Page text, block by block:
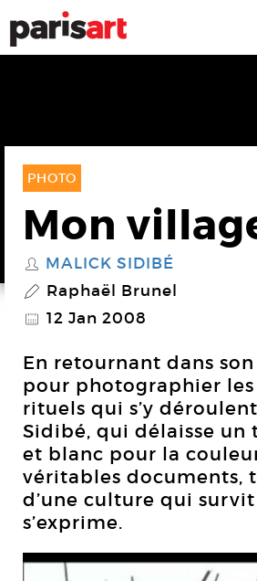
PHOTO
Mon
S MALICK SIDIBÉ
P Raphaël Brunel
@ 12 Jan 2008
En retournant dans
pour photographier les
rituels qui s’y
Sidibé, qui délaisse un
et blanc pour la
véritables documents,
d’une culture qui
s’exprime.